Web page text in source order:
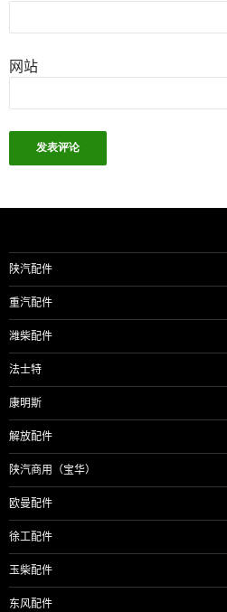
网站
陕汽配件
重汽配件
潍柴配件
法士特
康明斯
解放配件
陕汽商用（宝华）
欧曼配件
徐工配件
玉柴配件
东风配件